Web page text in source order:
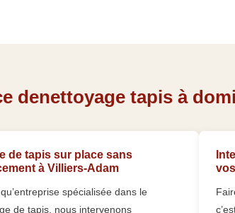
denettoyage tapis à
de tapis sur place sans
à Villiers-Adam
spécialisée dans le
de tapis, nous intervenons